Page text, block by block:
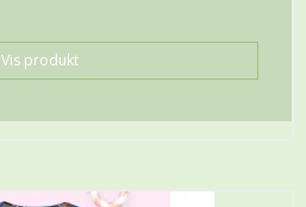
Vis produkt